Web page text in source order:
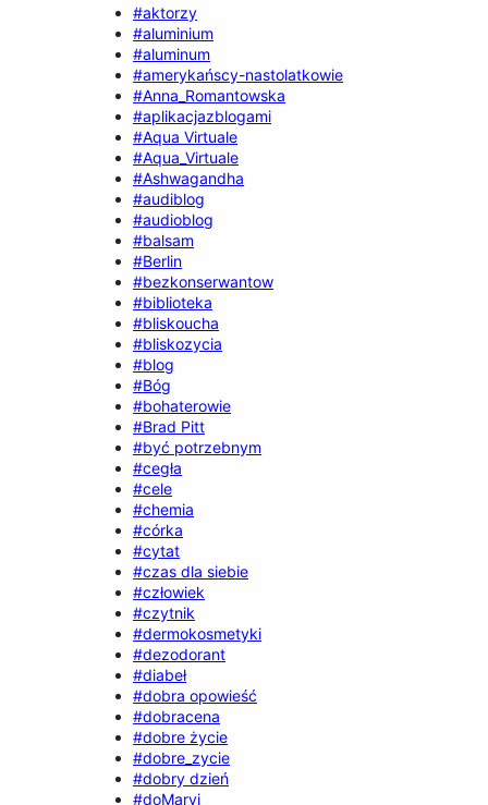
#aktorzy
#aluminium
#aluminum
#amerykańscy-nastolatkowie
#Anna_Romantowska
#aplikacjazblogami
#Aqua Virtuale
#Aqua_Virtuale
#Ashwagandha
#audiblog
#audioblog
#balsam
#Berlin
#bezkonserwantow
#biblioteka
#bliskoucha
#bliskozycia
#blog
#Bóg
#bohaterowie
#Brad Pitt
#być potrzebnym
#cegła
#cele
#chemia
#córka
#cytat
#czas dla siebie
#człowiek
#czytnik
#dermokosmetyki
#dezodorant
#diabeł
#dobra opowieść
#dobracena
#dobre życie
#dobre_zycie
#dobry dzień
#doMaryi